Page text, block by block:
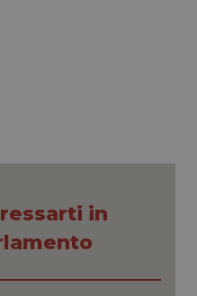
neurodegenerative
in